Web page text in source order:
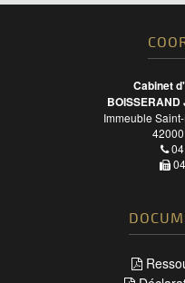
Cabinet
Immeuble
42000
04